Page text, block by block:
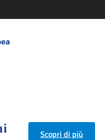
Scopri di più